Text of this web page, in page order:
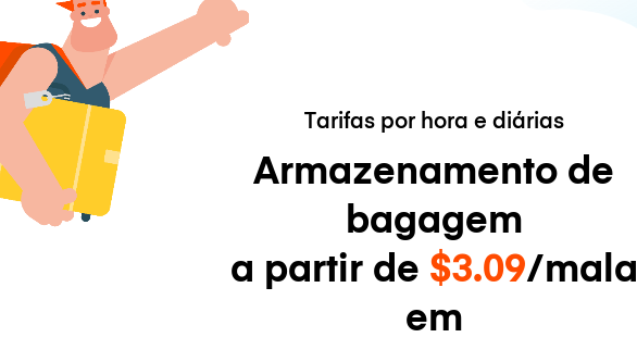
Tarifas por hora e diárias
Armazenamento de
bagagem
a partir de $3.09/mala
em